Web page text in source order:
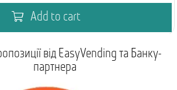
Add to cart
від EasyVending та Банку-
партнера